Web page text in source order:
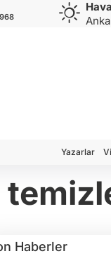
CHF
58,8646
Yazarlar
Haberler